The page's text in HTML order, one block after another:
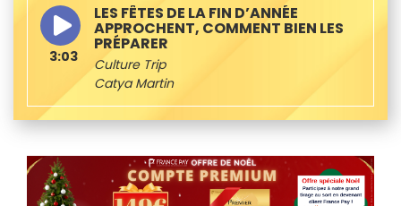
LES FÊTES DE LA FIN D’ANNÉE
APPROCHENT, COMMENT BIEN LES
PRÉPARER
Culture Trip
Catya Martin
3:03